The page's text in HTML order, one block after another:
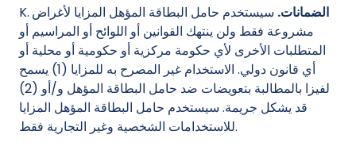
K. الضمانات. سيستخدم حامل البطاقة المؤهل المزايا لأغراض
مشروعة فقط ولن ينتهك القوانين أو اللوائح أو المراسيم أو
المتطلبات الأخرى لأي حكومة مركزية أو حكومية أو محلية أو
أي قانون دولي. الاستخدام غير المصرح به للمزايا (1) يسمح
لفيزا بالمطالبة بتعويضات ضد حامل البطاقة المؤهل و/أو (2)
قد يشكل جريمة. سيستخدم حامل البطاقة المؤهل المزايا
للاستخدامات الشخصية وغير التجارية فقط.